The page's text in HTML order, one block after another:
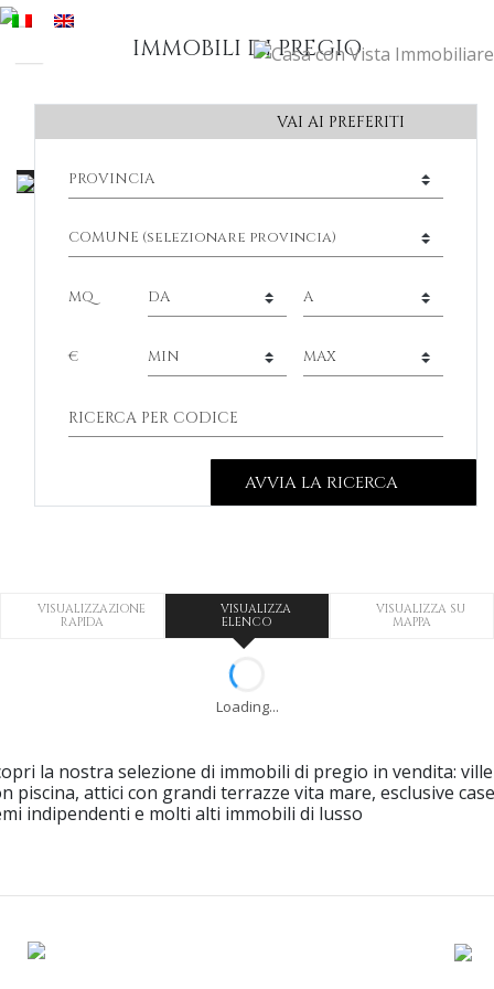
IMMOBILI DI PREGIO
VAI AI PREFERITI
MQ
€
AVVIA LA RICERCA
VISUALIZZAZIONE
RAPIDA
VISUALIZZA
ELENCO
VISUALIZZA SU
MAPPA
Loading...
la nostra selezione di immobili di pregio in vendita: ville
piscina, attici con grandi terrazze vita mare, esclusive case
indipendenti e molti alti immobili di lusso